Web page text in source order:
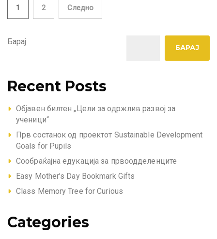
Posts
1 2 Следно
Барај
БАРАЈ
Recent Posts
Објавен билтен „Цели за одржлив развој за
ученици“
Прв состанок од проектот Sustainable Development
Goals for Pupils
Сообраќајна едукација за првоодделенците
Easy Mother’s Day Bookmark Gifts
Class Memory Tree for Curious
Categories